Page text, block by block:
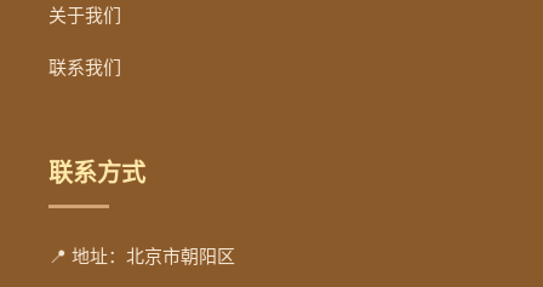
关于我们
联系我们
联系方式
📍 地址：北京市朝阳区